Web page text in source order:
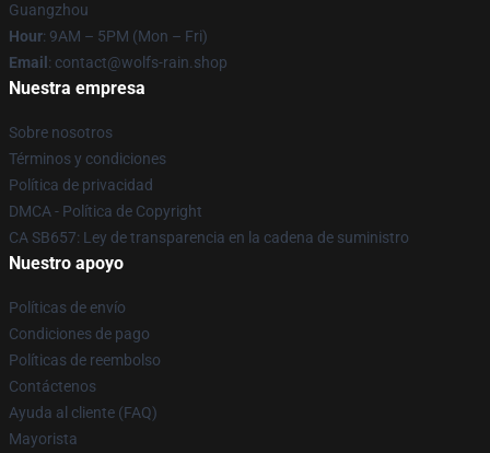
Guangzhou
Hour: 9AM – 5PM (Mon – Fri)
Email : contact@wolfs-rain.shop
Nuestra empresa
Sobre nosotros
Términos y condiciones
Política de privacidad
DMCA - Política de Copyright
CA SB657: Ley de transparencia en la cadena de suministro
Nuestro apoyo
Políticas de envío
Condiciones de pago
Políticas de reembolso
Contáctenos
Ayuda al cliente (FAQ)
Mayorista